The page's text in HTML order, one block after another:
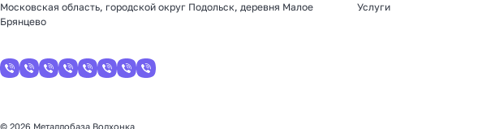
Московская область, городской округ Подольск, деревня Малое
Брянцево
Услуги
© 2026 Металлобаза Волхонка